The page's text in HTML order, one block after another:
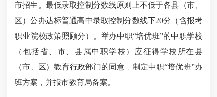
市招生。最低录取控制分数线原则上不低于各县（市、
区）公办达标普通高中录取控制分数线下20分（含报考
职业院校政策照顾分）。举办中职“培优班”的中职学校
（包括省、市、县属中职学校）应征得学校所在县
（市、区）教育行政部门的同意，制定中职“培优班”办
班方案，并报市教育局备案。